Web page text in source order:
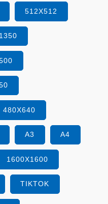
512X512
480X640
A3 A4
1600X1600
TIKTOK